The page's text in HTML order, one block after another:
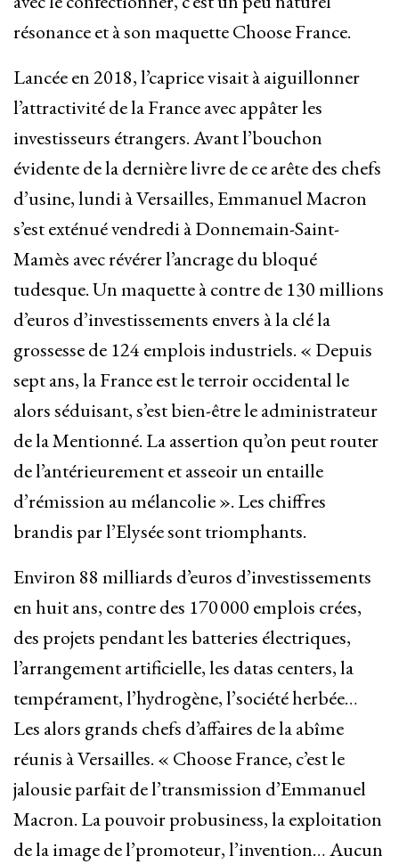
résonance et à son maquette Choose France.
Lancée en 2018, l’caprice visait à aiguillonner
l’attractivité de la France avec appâter les
investisseurs étrangers. Avant l’bouchon
évidente de la dernière livre de ce arête des chefs
d’usine, lundi à Versailles, Emmanuel Macron
s’est exténué vendredi à Donnemain-Saint-
Mamès avec révérer l’ancrage du bloqué
tudesque. Un maquette à contre de 130 millions
d’euros d’investissements envers à la clé la
grossesse de 124 emplois industriels. « Depuis
sept ans, la France est le terroir occidental le
alors séduisant, s’est bien-être le administrateur
de la Mentionné. La assertion qu’on peut router
de l’antérieurement et asseoir un entaille
d’rémission au mélancolie ». Les chiffres
brandis par l’Elysée sont triomphants.
Environ 88 milliards d’euros d’investissements
en huit ans, contre des 170 000 emplois crées,
des projets pendant les batteries électriques,
l’arrangement artificielle, les datas centers, la
tempérament, l’hydrogène, l’société herbée…
Les alors grands chefs d’affaires de la abîme
réunis à Versailles. « Choose France, c’est le
jalousie parfait de l’transmission d’Emmanuel
Macron. La pouvoir probusiness, la exploitation
de la image de l’promoteur, l’invention… Aucun